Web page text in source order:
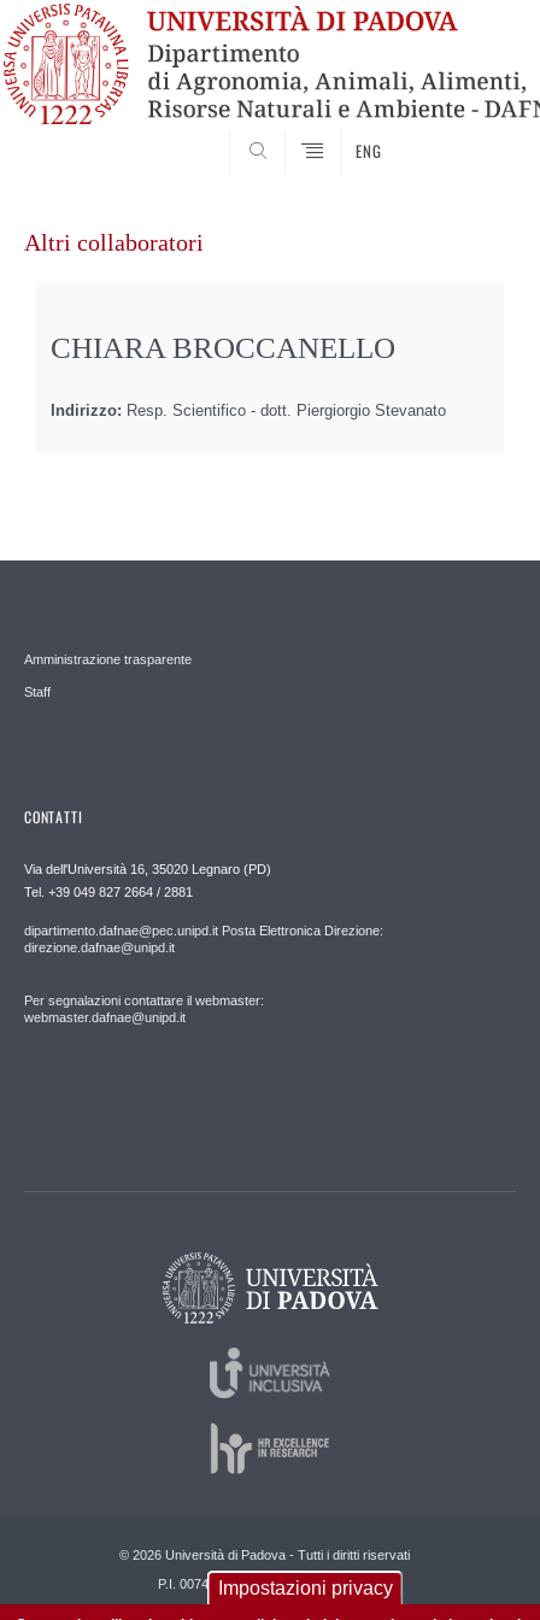
ENG
contenuto
Altri collaboratori
CHIARA BROCCANELLO
Indirizzo: Resp. Scientifico - dott. Piergiorgio Stevanato
Amministrazione trasparente
Staff
CONTATTI
Via dell'Università 16, 35020 Legnaro (PD)
Tel. +39 049 827 2664 / 2881
dipartimento.dafnae@pec.unipd.it Posta Elettronica Direzione:
direzione.dafnae@unipd.it
Per segnalazioni contattare il webmaster:
webmaster.dafnae@unipd.it
© 2026 Università di Padova - Tutti i diritti riservati
P.I. 00742430283 C.F. 80006480281
Impostazioni privacy